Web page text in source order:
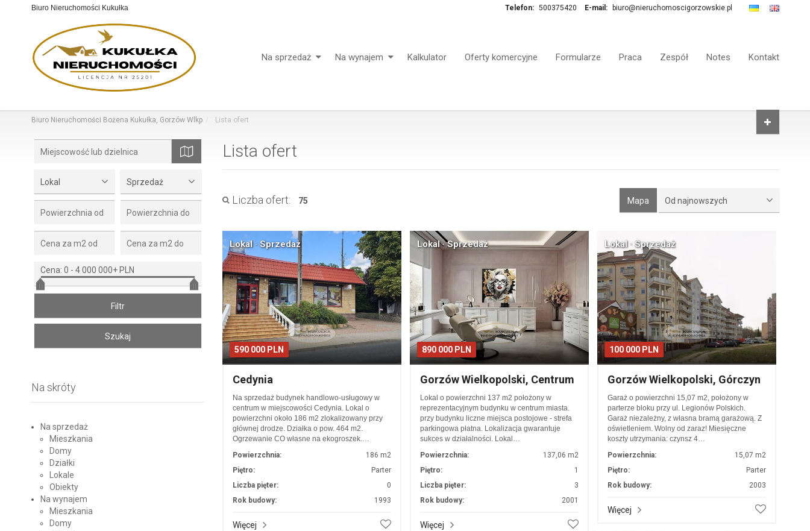
Biuro Nieruchomości Kukułka Telefon: 500375420 E-mail: biuro@nieruchomoscigorzowskie.pl
Na sprzedaż Na wynajem Kalkulator Oferty komercyjne Formularze Praca Zespół Notes Kontakt
Biuro Nieruchomości Bożena Kukułka, Gorzów Wlkp Lista ofert
Lokal Sprzedaż
Cena: 0 - 4 000 000+ PLN
Na skróty
Na sprzedaż
Mieszkania
Domy
Działki
Lokale
Obiekty
Na wynajem
Mieszkania
Domy
Lista ofert
Liczba ofert: 75 Mapa Od najnowszych
590 000 PLN
Lokal · Sprzedaż
Cedynia
Na sprzedaż budynek handlowo-usługowy w
centrum w miejscowości Cedynia. Lokal o
powierzchni około 186 m2 zlokalizowany przy
głównej drodze. Działka o pow. 464 m2.
Ogrzewanie CO własne na ekogroszek.…
Powierzchnia:
186 m2
Piętro:
Parter
Liczba pięter:
0
Rok budowy:
1993
Więcej
890 000 PLN
Lokal · Sprzedaż
Gorzów Wielkopolski, Centrum
Lokal o powierzchni 137 m2 położony w
reprezentacyjnym budynku w centrum miasta.
przy budynku liczne miejsca postojowe - strefa
parkingowa płatna. Lokalizacja gwarantuje
sukces w działalności. Lokal…
Powierzchnia:
137,06 m2
Piętro:
1
Liczba pięter:
3
Rok budowy:
2001
Więcej
100 000 PLN
Lokal · Sprzedaż
Gorzów Wielkopolski, Górczyn
Garaż o powierzchni 15,07 m2, położony w
parterze bloku przy ul. Legionów Polskich.
Garaż niezależny, z własna bramą garażową. Z
oświetleniem. Wolny od zaraz! Miesięczne
koszty utrzymania: czynsz 4…
Powierzchnia:
15,07 m2
Piętro:
Parter
Rok budowy:
2003
Więcej